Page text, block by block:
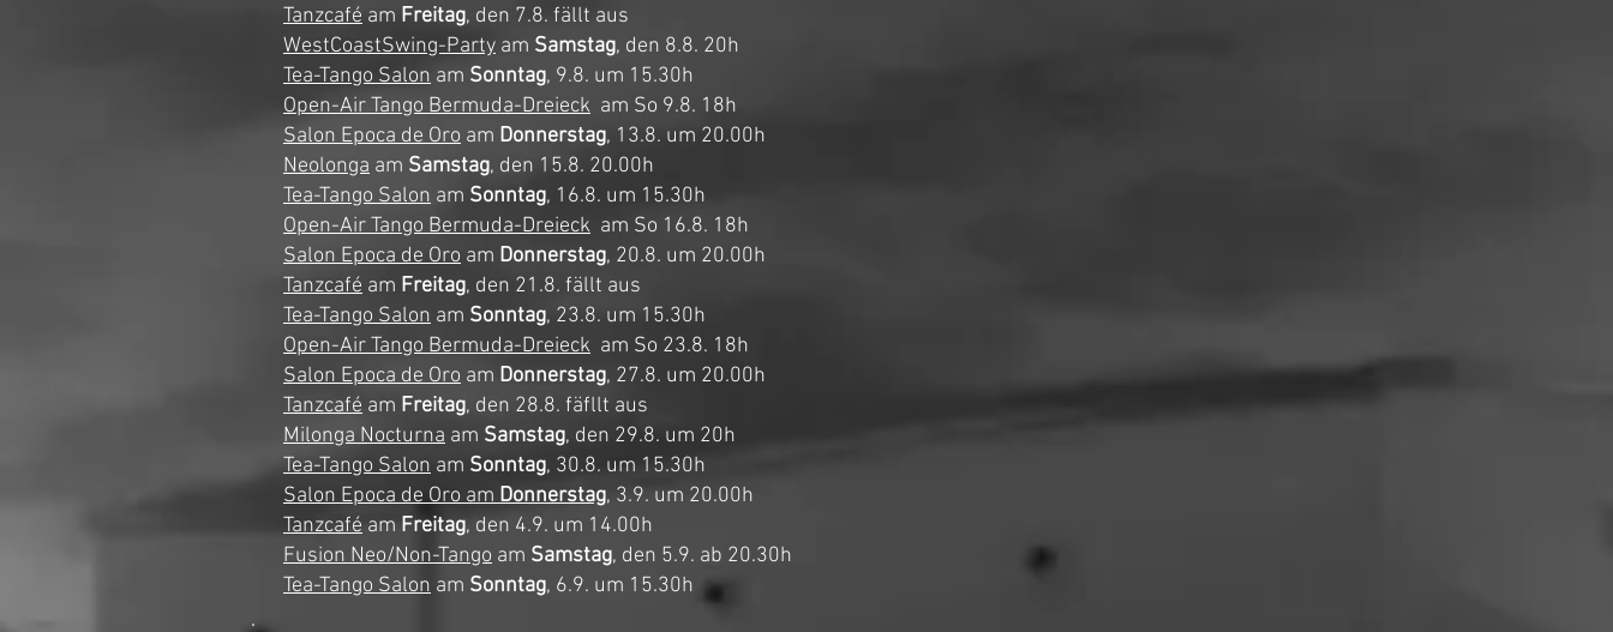
Tanzcafé am Freitag, den 7.8. fällt aus
WestCoastSwing-Party am Samstag, den 8.8. 20h
Tea-Tango Salon am Sonntag, 9.8. um 15.30h
Open-Air Tango Bermuda-Dreieck am So 9.8. 18h
Salon Epoca de Oro am Donnerstag, 13.8. um 20.00h
Neolonga am Samstag, den 15.8. 20.00h
Tea-Tango Salon am Sonntag, 16.8. um 15.30h
Open-Air Tango Bermuda-Dreieck am So 16.8. 18h
Salon Epoca de Oro am Donnerstag, 20.8. um 20.00h
Tanzcafé am Freitag, den 21.8. fällt aus
Tea-Tango Salon am Sonntag, 23.8. um 15.30h
Open-Air Tango Bermuda-Dreieck am So 23.8. 18h
Salon Epoca de Oro am Donnerstag, 27.8. um 20.00h
Tanzcafé am Freitag, den 28.8. fäfllt aus
Milonga Nocturna am Samstag, den 29.8. um 20h
Tea-Tango Salon am Sonntag, 30.8. um 15.30h
Salon Epoca de Oro am Donnerstag, 3.9. um 20.00h
Tanzcafé am Freitag, den 4.9. um 14.00h
Fusion Neo/Non-Tango am Samstag, den 5.9. ab 20.30h
Tea-Tango Salon am Sonntag, 6.9. um 15.30h